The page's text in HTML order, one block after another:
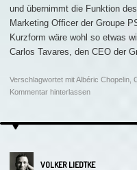
und übernimmt die Funktion
Marketing Officer der Groupe
Kurzform wäre wohl so etwas
Carlos Tavares, den CEO der
Verschlagwortet mitAlbéric Chopelin
Kommentar hinterlassen
VOLKER LIEDTKE